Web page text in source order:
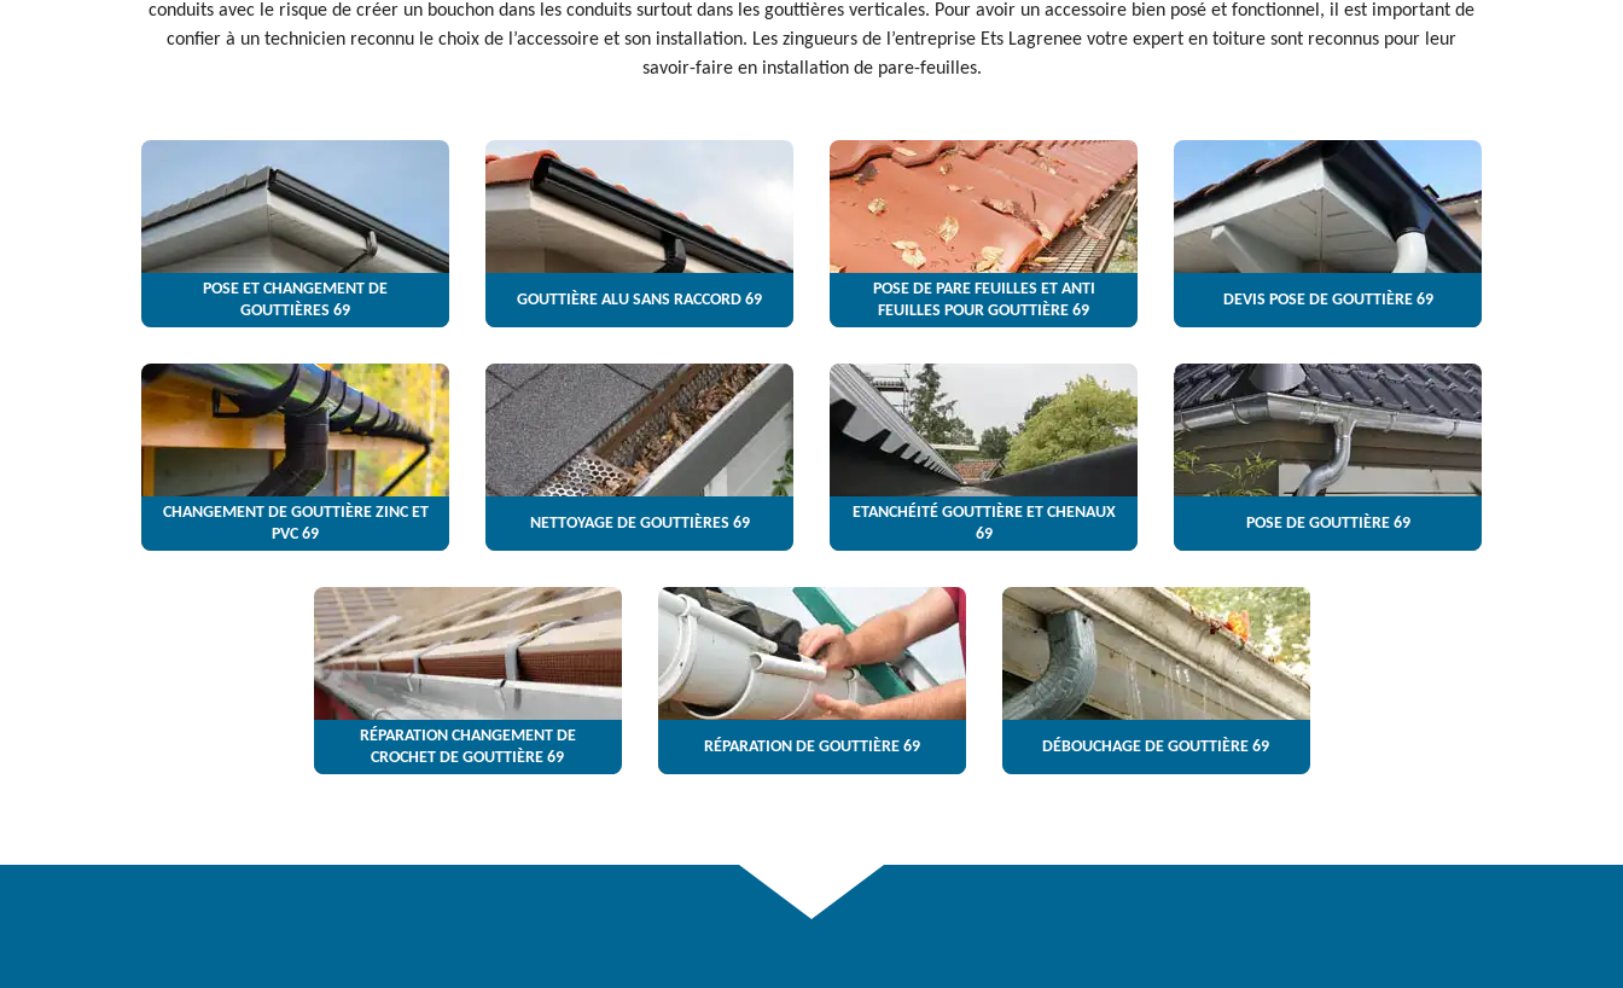
conduits avec le risque de créer un bouchon dans les conduits surtout dans les gouttières verticales. Pour avoir un accessoire bien posé et fonctionnel, il est important de
confier à un technicien reconnu le choix de l’accessoire et son installation. Les zingueurs de l’entreprise Ets Lagrenee votre expert en toiture sont reconnus pour leur
savoir-faire en installation de pare-feuilles.
POSE ET CHANGEMENT DE
GOUTTIÈRES 69
GOUTTIÈRE ALU SANS RACCORD 69
POSE DE PARE FEUILLES ET ANTI
FEUILLES POUR GOUTTIÈRE 69
DEVIS POSE DE GOUTTIÈRE 69
CHANGEMENT DE GOUTTIÈRE ZINC ET
PVC 69
NETTOYAGE DE GOUTTIÈRES 69
ETANCHÉITÉ GOUTTIÈRE ET CHENAUX
69
POSE DE GOUTTIÈRE 69
RÉPARATION CHANGEMENT DE
CROCHET DE GOUTTIÈRE 69
RÉPARATION DE GOUTTIÈRE 69 DÉBOUCHAGE DE GOUTTIÈRE 69